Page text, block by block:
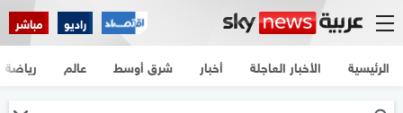
راديو مباشر
الرئيسية الأخبار العاجلة أخبار شرق أوسط عالم رياضة